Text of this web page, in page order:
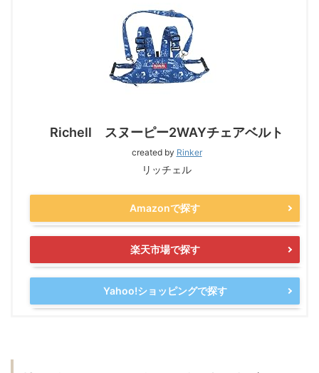
Richell スヌーピー2WAYチェアベルト
created by Rinker
リッチェル
Amazonで探す
楽天市場で探す
Yahoo!ショッピングで探す